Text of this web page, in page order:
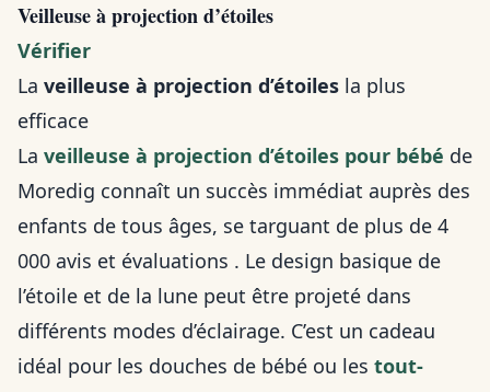
Veilleuse à projection d’étoiles
Vérifier
La veilleuse à projection d’étoiles la plus
efficace
La veilleuse à projection d’étoiles pour bébé de
Moredig connaît un succès immédiat auprès des
enfants de tous âges, se targuant de plus de 4
000 avis et évaluations . Le design basique de
l’étoile et de la lune peut être projeté dans
différents modes d’éclairage. C’est un cadeau
idéal pour les douches de bébé ou les tout-